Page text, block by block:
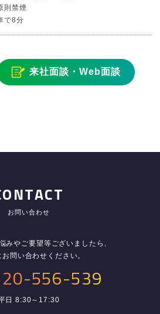
則禁煙
で8分
来社面談・Web面談
お問い合わせ
みやご要望等ございましたら、
お問い合わせください。
556-539
日 8:30～17:30